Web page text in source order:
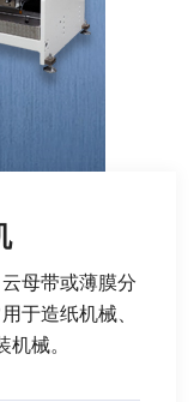
母带或薄膜分
于造纸机械、
械。